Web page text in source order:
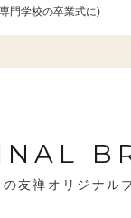
門学校の卒業式に)
友禅オリジナル